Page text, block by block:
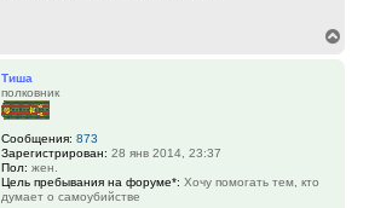
Тиша
полковник
Сообщения: 873
Зарегистрирован: 28 янв 2014, 23:37
Пол: жен.
Цель пребывания на форуме*: Хочу помогать тем, кто
думает о самоубийстве